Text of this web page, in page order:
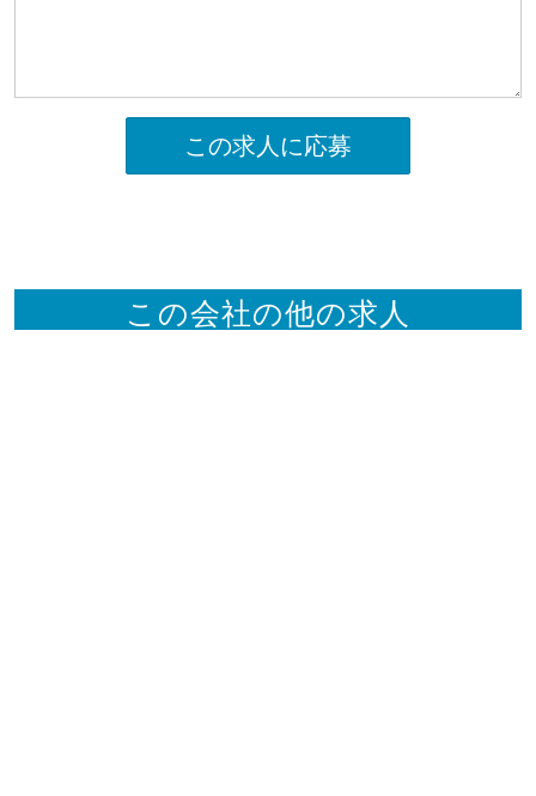
この求人に応募
この会社の他の求人